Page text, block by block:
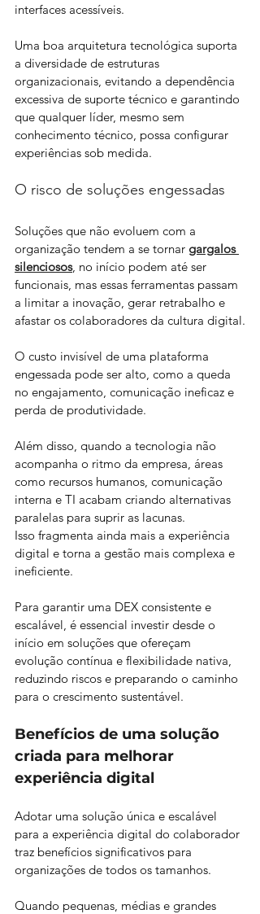
interfaces acessíveis.
Uma boa arquitetura tecnológica suporta
a diversidade de estruturas
organizacionais, evitando a dependência
excessiva de suporte técnico e garantindo
que qualquer líder, mesmo sem
conhecimento técnico, possa configurar
experiências sob medida.
O risco de soluções engessadas
Soluções que não evoluem com a
organização tendem a se tornar gargalos
silenciosos, no início podem até ser
funcionais, mas essas ferramentas passam
a limitar a inovação, gerar retrabalho e
afastar os colaboradores da cultura digital.
O custo invisível de uma plataforma
engessada pode ser alto, como a queda
no engajamento, comunicação ineficaz e
perda de produtividade.
Além disso, quando a tecnologia não
acompanha o ritmo da empresa, áreas
como recursos humanos, comunicação
interna e TI acabam criando alternativas
paralelas para suprir as lacunas.
Isso fragmenta ainda mais a experiência
digital e torna a gestão mais complexa e
ineficiente.
Para garantir uma DEX consistente e
escalável, é essencial investir desde o
início em soluções que ofereçam
evolução contínua e flexibilidade nativa,
reduzindo riscos e preparando o caminho
para o crescimento sustentável.
Benefícios de uma solução
criada para melhorar
experiência digital
Adotar uma solução única e escalável
para a experiência digital do colaborador
traz benefícios significativos para
organizações de todos os tamanhos.
Quando pequenas, médias e grandes